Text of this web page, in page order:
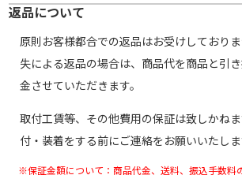
返品について
原則お客様都合での返品はお受けしており
失による返品の場合は、商品代を商品と引
金させていただきます。
取付工賃等、その他費用の保証は致しかね
付・装着をする前にご連絡をお願いいたしま
※保証金額について：商品代金、送料、振込手数料